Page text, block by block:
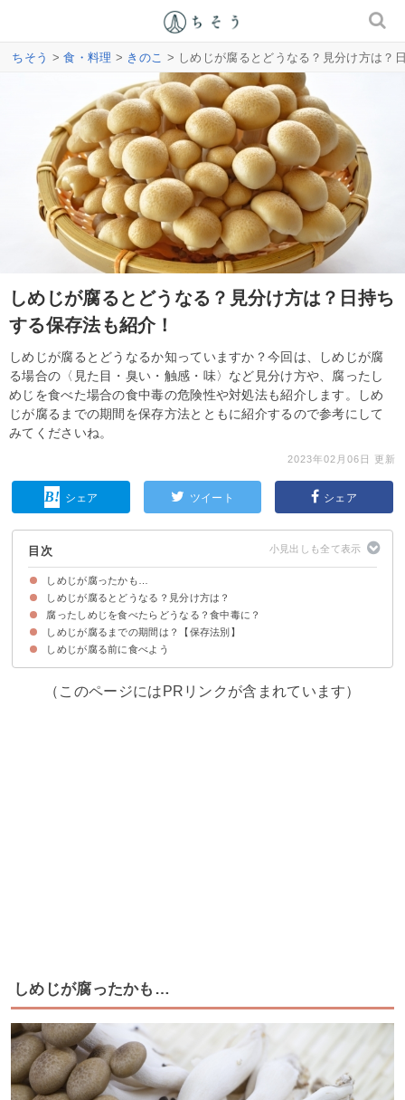
ちそう >食・料理 > きのこ > しめじが腐るとどうなる？見分け方は？
しめじが腐るとどうなる？見分け方は？日持ち
する保存法も紹介！
しめじが腐るとどうなるか知っていますか？今回は、しめじが腐
る場合の〈見た目・臭い・触感・味〉など見分け方や、腐ったし
めじを食べた場合の食中毒の危険性や対処法も紹介します。しめ
じが腐るまでの期間を保存方法とともに紹介するので参考にして
みてくださいね。
2023年02月06日 更新
シェア ツイート シェア
目次
しめじが腐ったかも…
しめじが腐るとどうなる？見分け方は？
①見た目
②臭い
③触感
④味わい
腐ったしめじを食べたらどうなる？食中毒に？
食中毒の症状が出た場合は病院へ行こう
しめじが腐るまでの期間は？【保存法別】
①冷蔵庫で保存した場合
②冷凍保存した場合
③乾燥させて保存した場合
常温保存は不向き
しめじが腐る前に食べよう
（このページにはPRリンクが含まれています）
しめじが腐ったかも…